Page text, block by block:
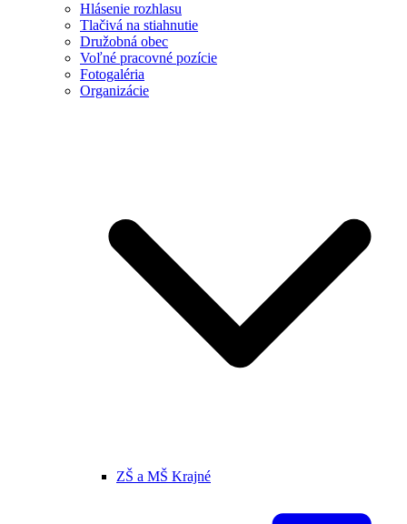
Hlásenie rozhlasu
Tlačivá na stiahnutie
Družobná obec
Voľné pracovné pozície
Fotogaléria
Organizácie
ZŠ a MŠ Krajné